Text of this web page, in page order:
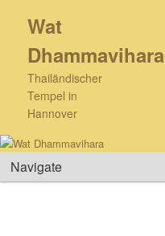
primären
springen
Wat
Dhammavihara
Thailändischer
Tempel in
Hannover
Hauptmenü